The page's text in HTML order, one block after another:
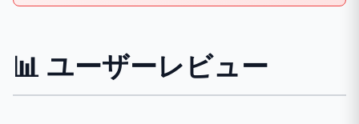
📊 ユーザーレビュー